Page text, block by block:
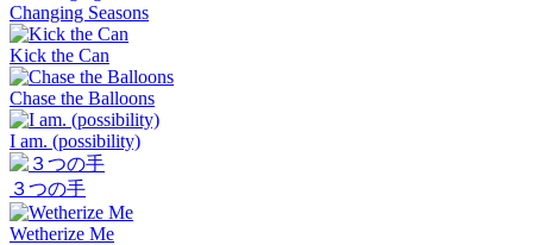
Changing Seasons
Kick the Can
Chase the Balloons
I am. (possibility)
３つの手
Wetherize Me